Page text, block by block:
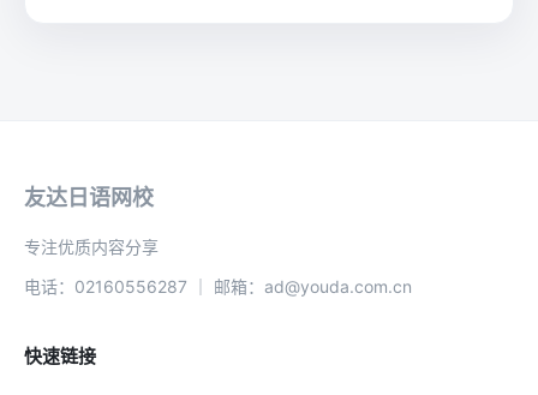
友达日语网校
专注优质内容分享
电话：02160556287 ｜ 邮箱：ad@youda.com.cn
快速链接